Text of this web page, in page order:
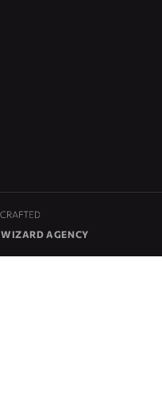
WIZARD AGENCY